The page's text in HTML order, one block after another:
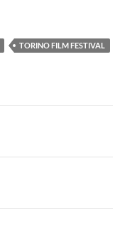
TORINO FILM FESTIVAL